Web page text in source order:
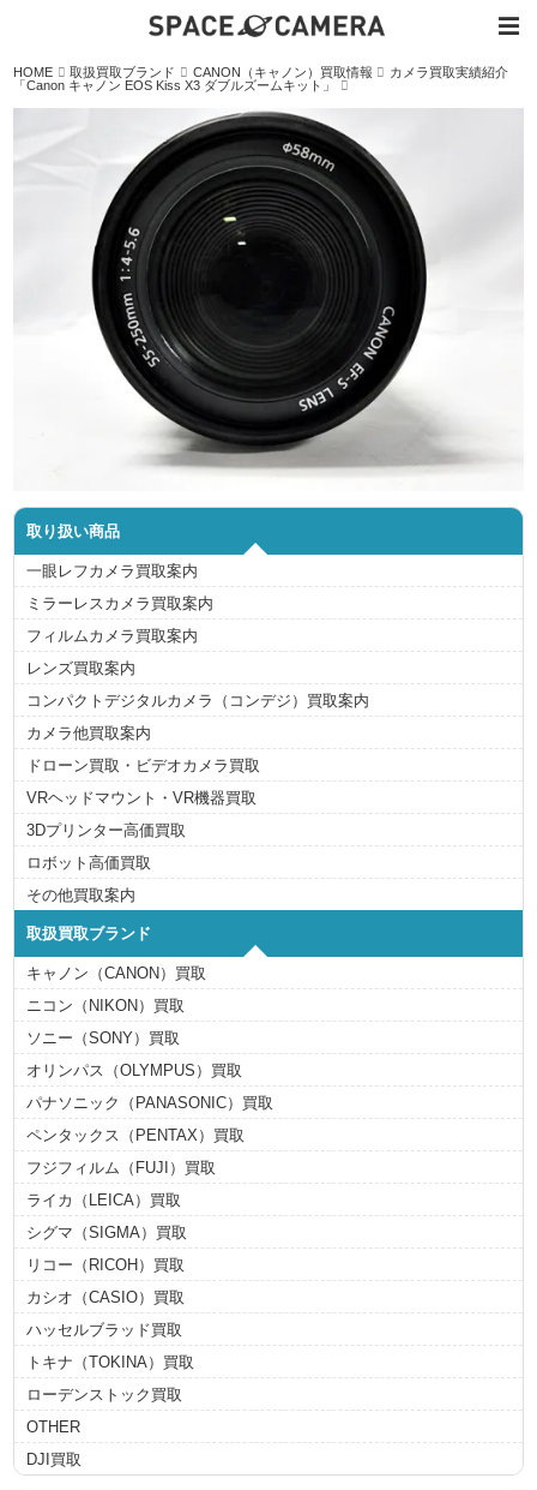
容
を
ス
キ
プ
HOME 取扱買取ブランド CANON（キャノン）買取情報
カメラ買取実績紹介
「Canon キャノン EOS Kiss X3 ダブルズームキット」
取り扱い商品
一眼レフカメラ買取案内
ミラーレスカメラ買取案内
フィルムカメラ買取案内
レンズ買取案内
コンパクトデジタルカメラ（コンデジ）買取案内
カメラ他買取案内
ドローン買取・ビデオカメラ買取
VRヘッドマウント・VR機器買取
3Dプリンター高価買取
ロボット高価買取
その他買取案内
取扱買取ブランド
キャノン（CANON）買取
ニコン（NIKON）買取
ソニー（SONY）買取
オリンパス（OLYMPUS）買取
パナソニック（PANASONIC）買取
ペンタックス（PENTAX）買取
フジフィルム（FUJI）買取
ライカ（LEICA）買取
シグマ（SIGMA）買取
リコー（RICOH）買取
カシオ（CASIO）買取
ハッセルブラッド買取
トキナ（TOKINA）買取
ローデンストック買取
OTHER
DJI買取